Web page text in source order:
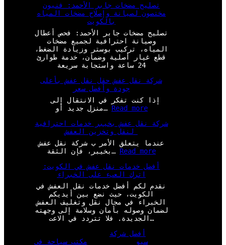
تصليح مضخات جابر الأحمد: فنيون
مختصون لصيانة وإصلاح مضخات المياه
بالكويت
تصليح مضخات جابر الأحمد: فحص أعطال
وصيانة احترافية لجميع مضخات
المياه، تركيب بوستر وزيادة الضغط،
قطع غيار أصلية وضمان، خدمة طوارئ
24 ساعة واستجابة سريعة
شركة نقل عفش حقل نقل عفش بأعلى
جودة وأفضل سعر
إذا كنت تفكر في الانتقال إلى
منزل جديد أو… Read more:
ن
ق
ل
ع
ش
ح
ق
ل
ن
شركة نقل عفش بخيبر خدمات احترافية
عندما يتعلق الأمر ب شركة نقل عفش
بخيبر، فإن الثقة… Read more:
ة
ن
ق
ل
ع
أفضل خدمات نقل عفش في الكويت:
اترك العبء على الخبراء
نقدم لكم أفضل خدمات نقل العفش في
الكويت، حيث نضع بين أيديكم
الخبراء في مجال نقل وتغليف العفش
لضمان وصوله بأمان وسلامة إلى وجهته
الجديدة. فلا تتردد في الاعت…
أفضل شركة
سيو
مكتب سياحة في